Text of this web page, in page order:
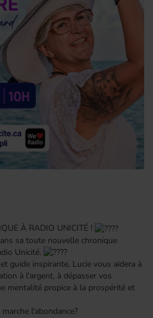
À RADIO UNICITÉ !
sa toute nouvelle chronique
Unicité.
guide inspirante, Lucie vous aidera à
à l'argent, à dépasser vos
mentalité propice à la prospérité et
l'abondance?